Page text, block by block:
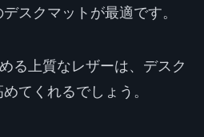
スクマットが最適です。
る上質なレザーは、デスク
てくれるでしょう。